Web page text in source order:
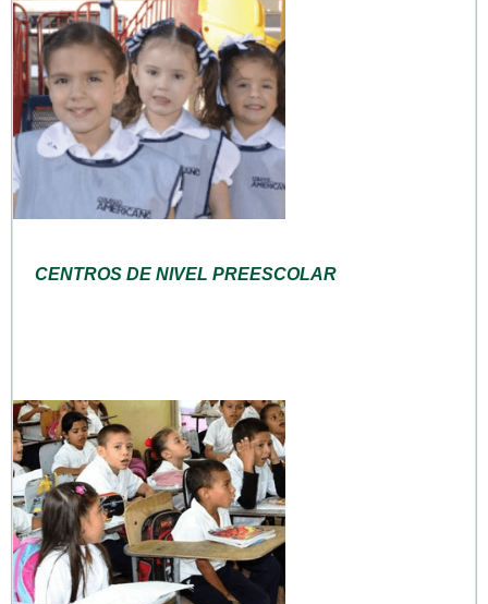
CENTROS DE NIVEL PREESCOLAR